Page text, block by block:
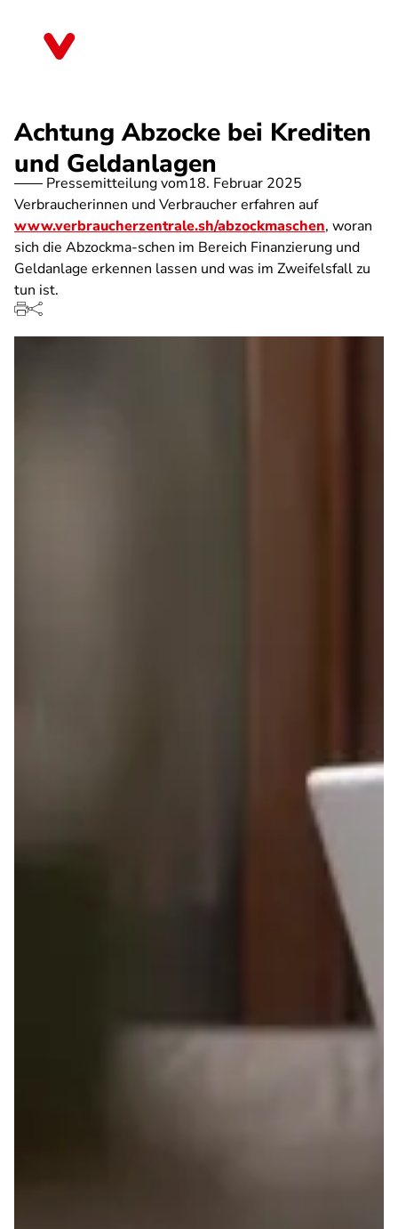
Achtung Abzocke bei Krediten
und Geldanlagen
Pressemitteilung vom18. Februar 2025
Verbraucherinnen und Verbraucher erfahren auf
www.verbraucherzentrale.sh/abzockmaschen, woran
sich die Abzockma-schen im Bereich Finanzierung und
Geldanlage erkennen lassen und was im Zweifelsfall zu
tun ist.